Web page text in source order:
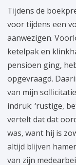
Tijdens de
voor tijdens een
aanwezigen.
ketelpak en
pensioen ging,
opgevraagd.
van mijn
indruk: ‘rustige,
vertelt dat dat
was, want hij is
altijd blijven
van zijn